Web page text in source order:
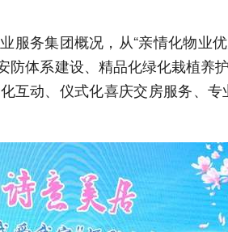
服务集团概况，从“亲情化物业
防体系建设、精品化绿化栽植养
互动、仪式化喜庆交房服务、专